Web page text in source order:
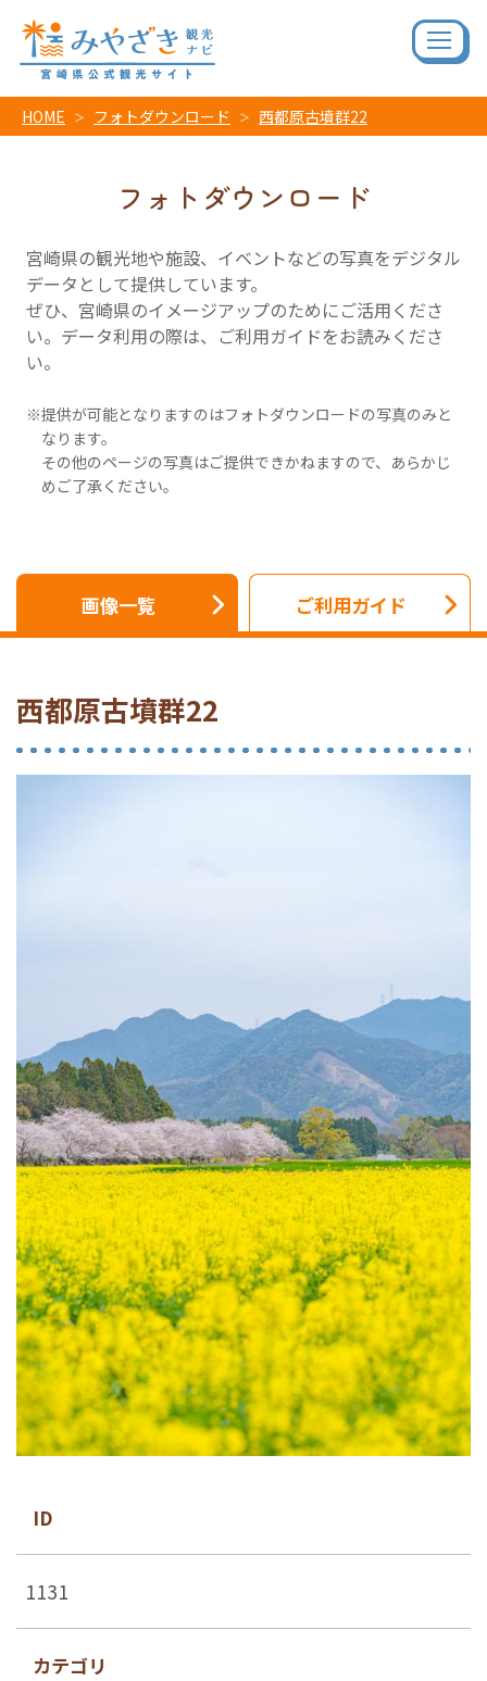
HOME フォトダウンロード 西都原古墳群22
フォトダウンロード
宮崎県の観光地や施設、イベントなどの写真をデジタル
データとして提供しています。
ぜひ、宮崎県のイメージアップのためにご活用くださ
い。データ利用の際は、ご利用ガイドをお読みくださ
い。
提供が可能となりますのはフォトダウンロードの写真のみと
なります。
その他のページの写真はご提供できかねますので、あらかじ
めご了承ください。
画像一覧 ご利用ガイド
西都原古墳群22
ID
1131
カテゴリ